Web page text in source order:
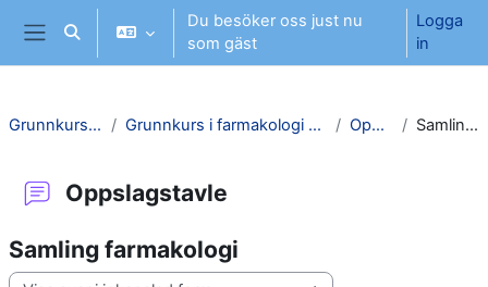
Gå direkt till huvudinnehåll
Sidopanel
Växla sökinmatning
Du besöker oss just nu
som gäst
Logga
in
Grunnkurs i farmakologi SI Grunnkurs i farmakologi Høst 2026 - ambulansetjensten SI Oppslagstavle Samling farmakologi
Oppslagstavle
Samling farmakologi
Visningsläge